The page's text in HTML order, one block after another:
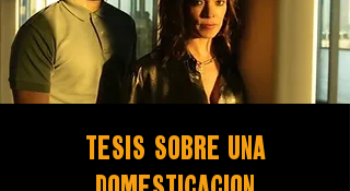
TESIS SOBRE UNA
DOMESTICACION